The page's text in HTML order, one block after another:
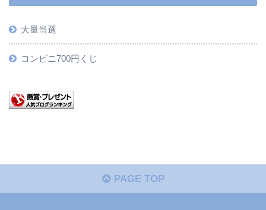
大量当選
コンビニ700円くじ
PAGE TOP